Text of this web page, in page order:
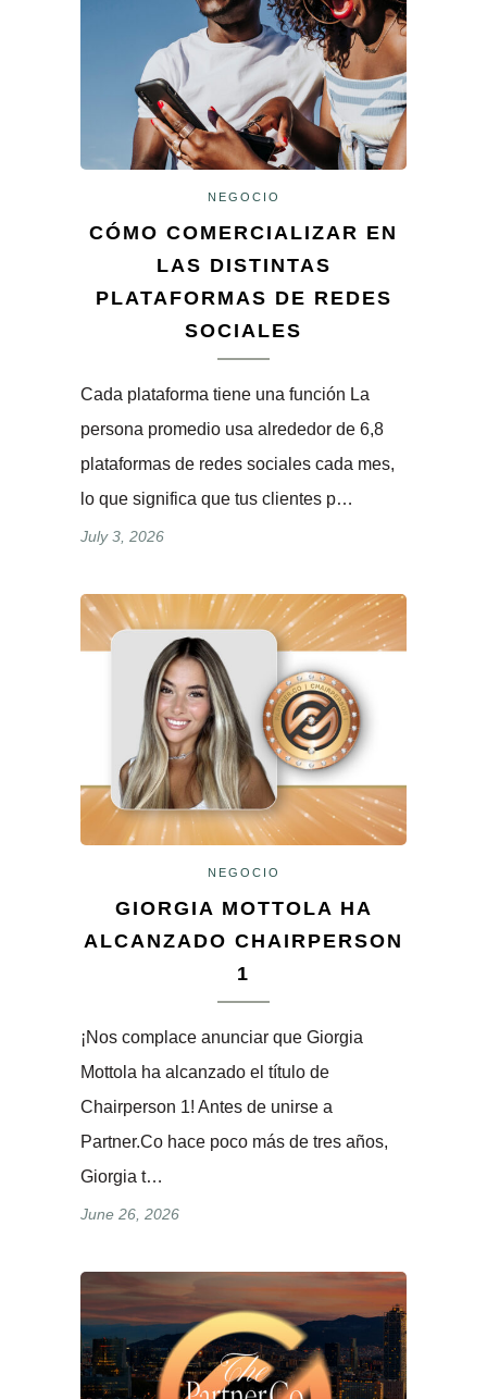
NEGOCIO
CÓMO COMERCIALIZAR EN
LAS DISTINTAS
PLATAFORMAS DE REDES
SOCIALES
Cada plataforma tiene una función La
persona promedio usa alrededor de 6,8
plataformas de redes sociales cada mes,
lo que significa que tus clientes p…
July 3, 2026
NEGOCIO
GIORGIA MOTTOLA HA
ALCANZADO CHAIRPERSON
1
¡Nos complace anunciar que Giorgia
Mottola ha alcanzado el título de
Chairperson 1! Antes de unirse a
Partner.Co hace poco más de tres años,
Giorgia t…
June 26, 2026